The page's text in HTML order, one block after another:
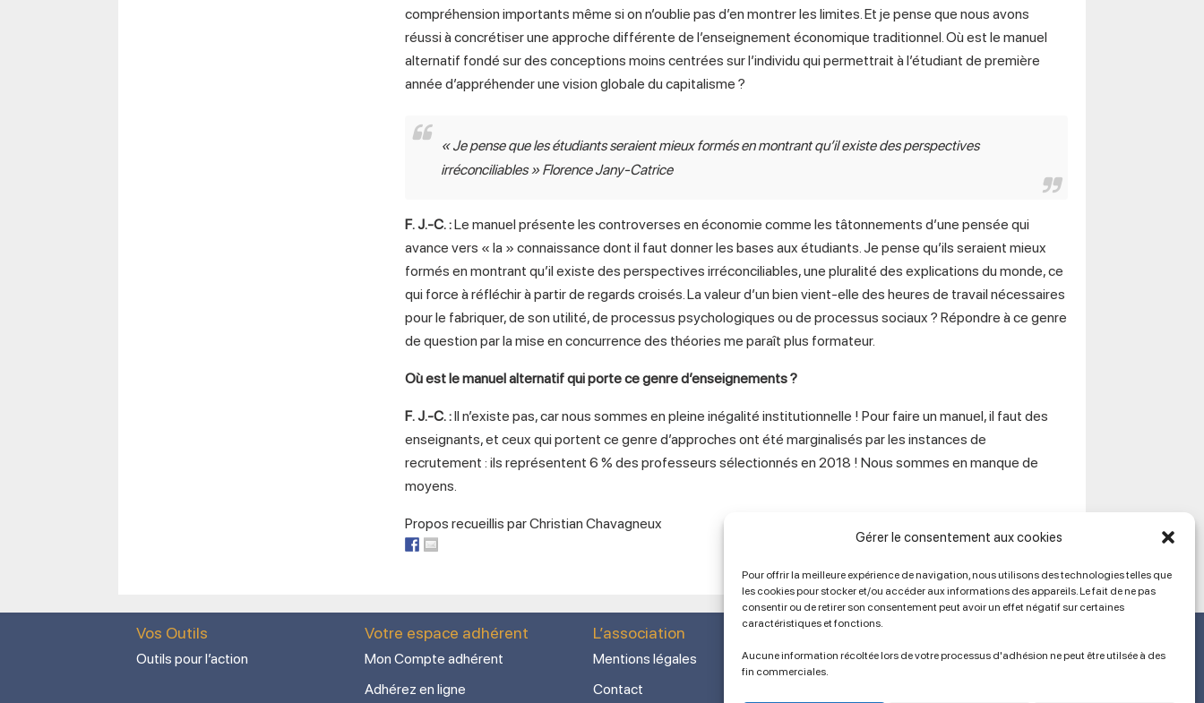
Gérer le consentement aux cookies
Pour offrir la meilleure expérience de navigation, nous utilisons des technologies telles que
les cookies pour stocker et/ou accéder aux informations des appareils. Le fait de ne pas
consentir ou de retirer son consentement peut avoir un effet négatif sur certaines
caractéristiques et fonctions.
Aucune information récoltée lors de votre processus d'adhésion ne peut être utilsée à des
fin commerciales.
compréhension importants même si on n’oublie pas d’en montrer les limites. Et je pense que nous avons
réussi à concrétiser une approche différente de l’enseignement économique traditionnel. Où est le manuel
alternatif fondé sur des conceptions moins centrées sur l’individu qui permettrait à l’étudiant de première
année d’appréhender une vision globale du capitalisme ?
«Je pense que les étudiants seraient mieux formés en montrant qu’il existe des perspectives
irréconciliables» Florence Jany-Catrice
F. J.-C.:Le manuel présente les controverses en économie comme les tâtonnements d’une pensée qui
avance vers « la » connaissance dont il faut donner les bases aux étudiants. Je pense qu’ils seraient mieux
formés en montrant qu’il existe des perspectives irréconciliables, une pluralité des explications du monde, ce
qui force à réfléchir à partir de regards croisés. La valeur d’un bien vient-elle des heures de travail nécessaires
pour le fabriquer, de son utilité, de processus psychologiques ou de processus sociaux ? Répondre à ce genre
de question par la mise en concurrence des théories me paraît plus formateur.
Où est le manuel alternatif qui porte ce genre d’enseignements ?
F. J.-C.:Il n’existe pas, car nous sommes en pleine inégalité institutionnelle ! Pour faire un manuel, il faut des
enseignants, et ceux qui portent ce genre d’approches ont été marginalisés par les instances de
recrutement : ils représentent 6 % des professeurs sélectionnés en 2018 ! Nous sommes en manque de
moyens.
Propos recueillis par Christian Chavagneux
Vos Outils
Outils pour l’action
Votre espace adhérent
Mon Compte adhérent
Adhérez en ligne
L’association
Mentions légales
Contact
Ancien site
lien vers SPIP